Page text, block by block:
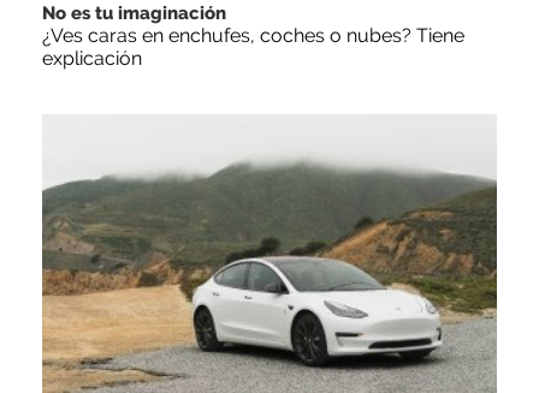
No es tu imaginación
¿Ves caras en enchufes, coches o nubes? Tiene
explicación